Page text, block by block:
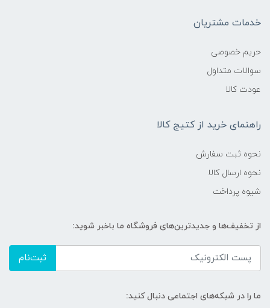
خدمات مشتریان
حریم خصوصی
سوالات متداول
عودت کالا
راهنمای خرید از کتیج کالا
نحوه ثبت سفارش
نحوه ارسال کالا
شیوه پرداخت
از تخفیف‌ها و جدیدترین‌های فروشگاه ما باخبر شوید:
ثبت‌نام
ما را در شبکه‌های اجتماعی دنبال کنید: